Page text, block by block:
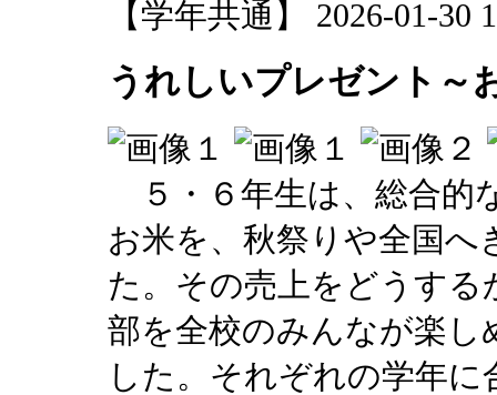
【学年共通】 2026-01-30
うれしいプレゼント～
５・６年生は、総合的
お米を、秋祭りや全国へ
た。その売上をどうす
部を全校のみんなが楽
した。それぞれの学年